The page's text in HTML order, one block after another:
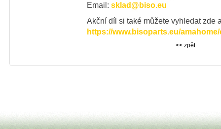
Email: sklad@biso.eu
Akční díl si také můžete vyhledat zde
https://www.bisoparts.eu/
<< zpět